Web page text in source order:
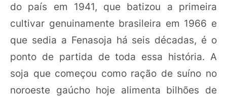
do país em 1941, que batizou a primeira
cultivar genuinamente brasileira em 1966 e
que sedia a Fenasoja há seis décadas, é o
ponto de partida de toda essa história. A
soja que começou como ração de suíno no
noroeste gaúcho hoje alimenta bilhões de